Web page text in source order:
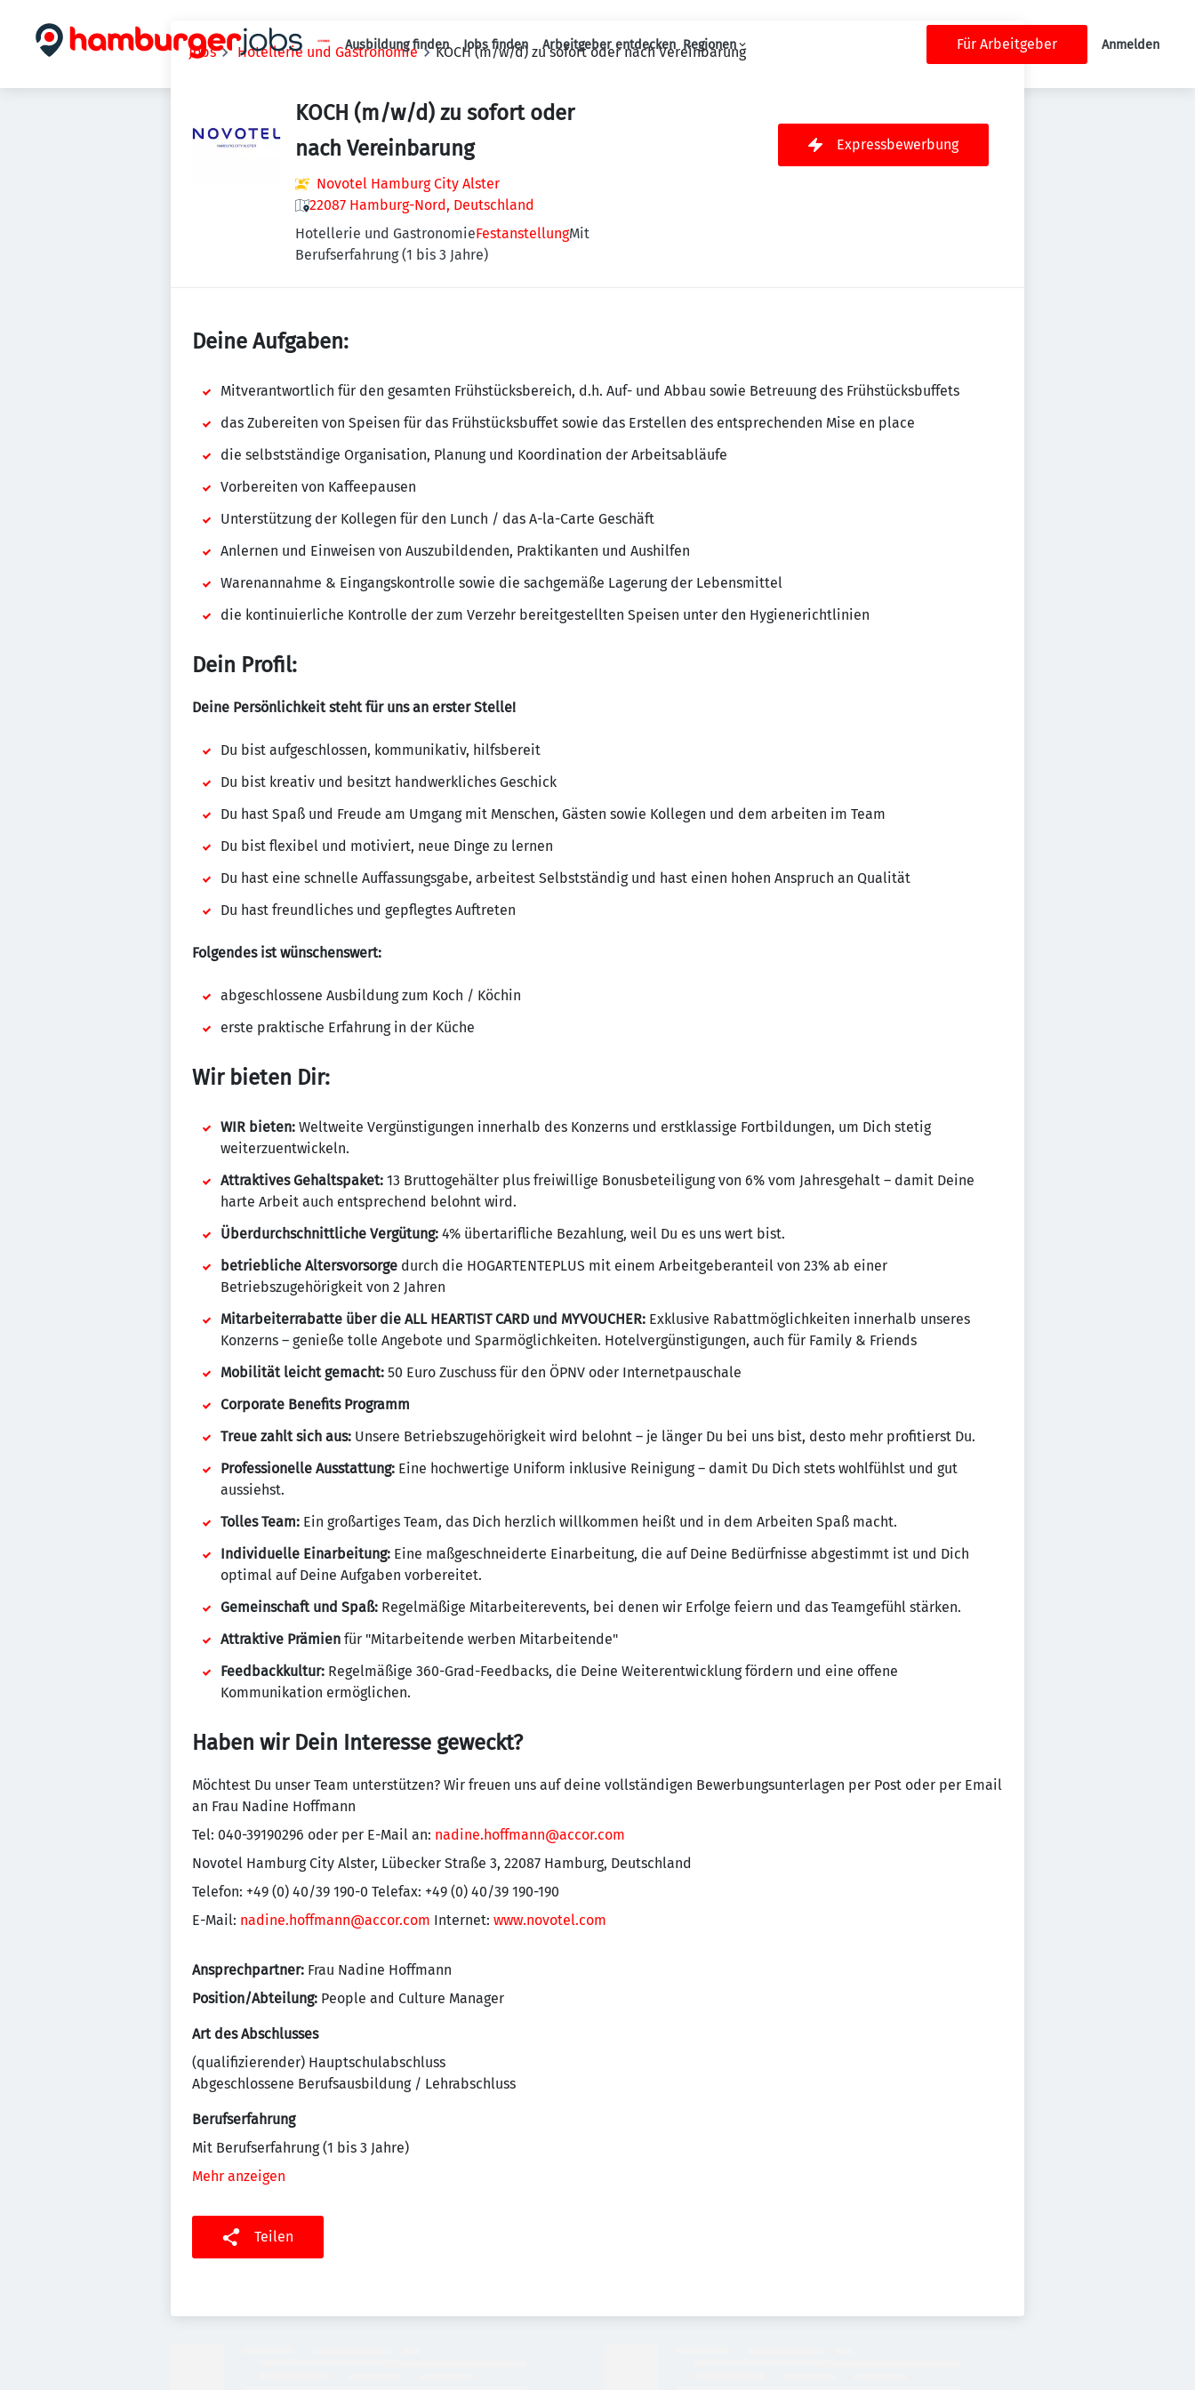
Haupt-Navigation
Ausbildung finden Jobs finden Arbeitgeber entdecken Regionen Für Arbeitgeber Anmelden
Jobs Hotellerie und Gastronomie KOCH (m/w/d) zu sofort oder nach Vereinbarung
KOCH (m/w/d) zu sofort oder
nach Vereinbarung
Novotel Hamburg City Alster
22087 Hamburg-Nord, Deutschland
Hotellerie und GastronomieFestanstellungMit
Berufserfahrung (1 bis 3 Jahre)
Expressbewerbung
Deine Aufgaben:
Mitverantwortlich für den gesamten Frühstücksbereich, d.h. Auf- und Abbau sowie Betreuung des Frühstücksbuffets
das Zubereiten von Speisen für das Frühstücksbuffet sowie das Erstellen des entsprechenden Mise en place
die selbstständige Organisation, Planung und Koordination der Arbeitsabläufe
Vorbereiten von Kaffeepausen
Unterstützung der Kollegen für den Lunch / das A-la-Carte Geschäft
Anlernen und Einweisen von Auszubildenden, Praktikanten und Aushilfen
Warenannahme & Eingangskontrolle sowie die sachgemäße Lagerung der Lebensmittel
die kontinuierliche Kontrolle der zum Verzehr bereitgestellten Speisen unter den Hygienerichtlinien
Dein Profil:
Deine Persönlichkeit steht für uns an erster Stelle!
Du bist aufgeschlossen, kommunikativ, hilfsbereit
Du bist kreativ und besitzt handwerkliches Geschick
Du hast Spaß und Freude am Umgang mit Menschen, Gästen sowie Kollegen und dem arbeiten im Team
Du bist flexibel und motiviert, neue Dinge zu lernen
Du hast eine schnelle Auffassungsgabe, arbeitest Selbstständig und hast einen hohen Anspruch an Qualität
Du hast freundliches und gepflegtes Auftreten
Folgendes ist wünschenswert:
abgeschlossene Ausbildung zum Koch / Köchin
erste praktische Erfahrung in der Küche
Wir bieten Dir:
WIR bieten: Weltweite Vergünstigungen innerhalb des Konzerns und erstklassige Fortbildungen, um Dich stetig
weiterzuentwickeln.
Attraktives Gehaltspaket: 13 Bruttogehälter plus freiwillige Bonusbeteiligung von 6% vom Jahresgehalt – damit Deine
harte Arbeit auch entsprechend belohnt wird.
Überdurchschnittliche Vergütung: 4% übertarifliche Bezahlung, weil Du es uns wert bist.
betriebliche Altersvorsorge durch die HOGARTENTEPLUS mit einem Arbeitgeberanteil von 23% ab einer
Betriebszugehörigkeit von 2 Jahren
Mitarbeiterrabatte über die ALL HEARTIST CARD und MYVOUCHER: Exklusive Rabattmöglichkeiten innerhalb unseres
Konzerns – genieße tolle Angebote und Sparmöglichkeiten. Hotelvergünstigungen, auch für Family & Friends
Mobilität leicht gemacht: 50 Euro Zuschuss für den ÖPNV oder Internetpauschale
Corporate Benefits Programm
Treue zahlt sich aus: Unsere Betriebszugehörigkeit wird belohnt – je länger Du bei uns bist, desto mehr profitierst Du.
Professionelle Ausstattung: Eine hochwertige Uniform inklusive Reinigung – damit Du Dich stets wohlfühlst und gut
aussiehst.
Tolles Team: Ein großartiges Team, das Dich herzlich willkommen heißt und in dem Arbeiten Spaß macht.
Individuelle Einarbeitung: Eine maßgeschneiderte Einarbeitung, die auf Deine Bedürfnisse abgestimmt ist und Dich
optimal auf Deine Aufgaben vorbereitet.
Gemeinschaft und Spaß: Regelmäßige Mitarbeiterevents, bei denen wir Erfolge feiern und das Teamgefühl stärken.
Attraktive Prämien für "Mitarbeitende werben Mitarbeitende"
Feedbackkultur: Regelmäßige 360-Grad-Feedbacks, die Deine Weiterentwicklung fördern und eine offene
Kommunikation ermöglichen.
Haben wir Dein Interesse geweckt?
Möchtest Du unser Team unterstützen? Wir freuen uns auf deine vollständigen Bewerbungsunterlagen per Post oder per Email
an Frau Nadine Hoffmann
Tel: 040-39190296 oder per E-Mail an: nadine.hoffmann@accor.com
Novotel Hamburg City Alster, Lübecker Straße 3, 22087 Hamburg, Deutschland
Telefon: +49 (0) 40/39 190-0 Telefax: +49 (0) 40/39 190-190
E-Mail: nadine.hoffmann@accor.com Internet: www.novotel.com
Ansprechpartner: Frau Nadine Hoffmann
Position/Abteilung: People and Culture Manager
Art des Abschlusses
(qualifizierender) Hauptschulabschluss
Abgeschlossene Berufsausbildung / Lehrabschluss
Berufserfahrung
Mit Berufserfahrung (1 bis 3 Jahre)
Mehr anzeigen
Teilen